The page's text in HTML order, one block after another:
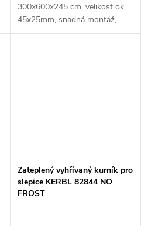
300x600x245 cm, velikost ok
45x25mm, snadná montáž,
pozinkované trubky
Zateplený vyhřívaný kurník pro
slepice KERBL 82844 NO
FROST